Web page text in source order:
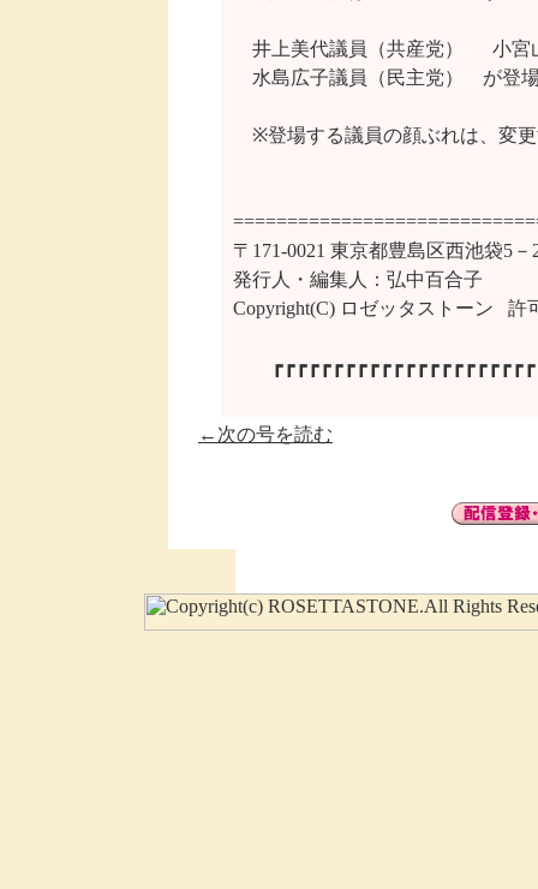
井上美代議員（共産党）　  小宮
水島広子議員（民主党）　が登
※登場する議員の顔ぶれは、変
〒171-0021 東京都豊島区西池袋5
発行人・編集人：弘中百合子
Copyright(C) ロゼッタストーン
←次の号を読む